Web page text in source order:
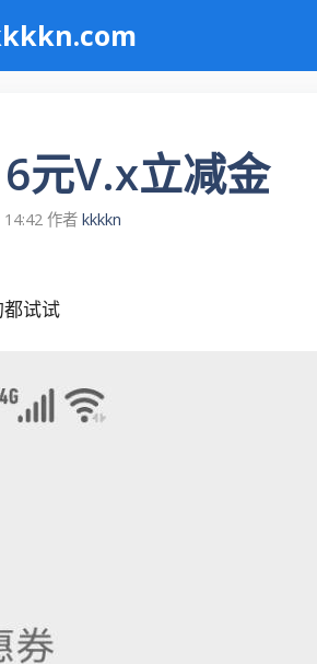
元V.x立减金
14:42 作者 kkkkn
试试